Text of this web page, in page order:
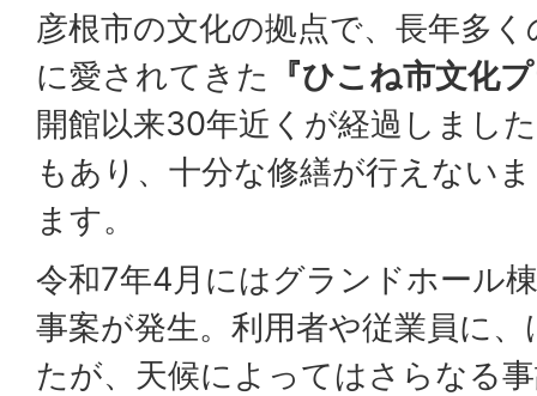
彦根市の文化の拠点で、長年多
に愛されてきた
『ひこね市文化
開館以来30年近くが経過しまし
もあり、十分な修繕が行えない
ます。
令和7年4月にはグランドホール
事案が発生。利用者や従業員に
たが、天候によってはさらなる